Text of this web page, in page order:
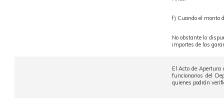
f) Cuando el monto
No obstante lo
importes de las
El Acto de Apertura
funcionarios del
quienes podrán